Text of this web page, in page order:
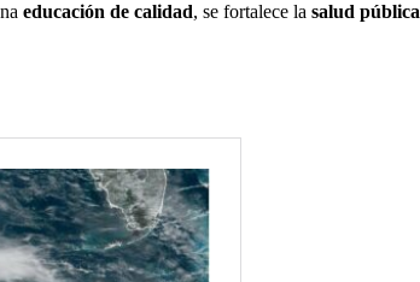
educación de calidad, se fortalece la salud pública